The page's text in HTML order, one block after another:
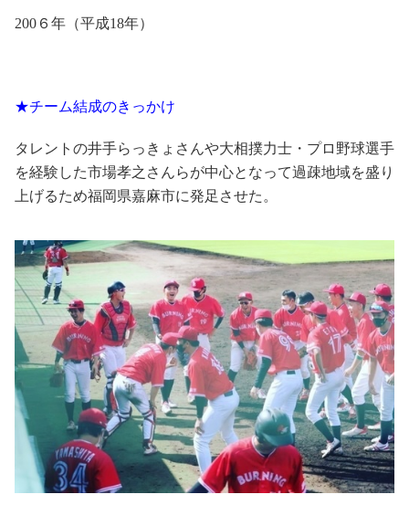
200６年 （平成18年）
★チーム結成のきっかけ
タレントの井手らっきょさんや大相撲力士・プロ野球選手
を経験した市場孝之さんらが中心となって過疎地域を盛り
上げるため福岡県嘉麻市に発足させた。